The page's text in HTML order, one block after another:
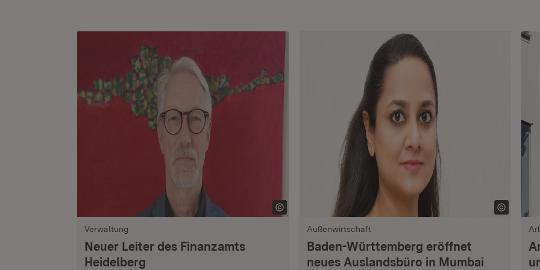
Verwaltung
Neuer Leiter des Finanzamts
Heidelberg
Außenwirtschaft
Baden-Württemberg eröffnet
neues Auslandsbüro in Mumbai